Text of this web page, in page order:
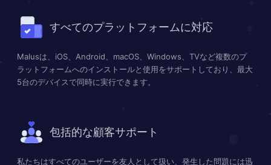
すべてのプラットフォームに対応
Malusは、iOS、Android、macOS、Windows、TVなど複数のプ
ラットフォームへのインストールと使用をサポートしており、最大
5台のデバイスで同時に実行できます。
包括的な顧客サポート
私たちはすべてのユーザーを友人として扱い、発生した問題には迅